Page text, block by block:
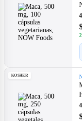
KOSHER